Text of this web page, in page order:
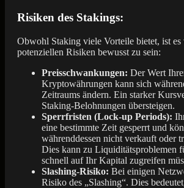
Risiken des Stakings:
Obwohl Staking viele Vorteile bietet, ist
potenziellen Risiken bewusst zu sein:
Preisschwankungen: Der Wert
Kryptowährungen kann sich
Zeitraums ändern. Ein starker
Staking-Belohnungen übersteigen.
Sperrfristen (Lock-up Periods):
eine bestimmte Zeit gesperrt und
währenddessen nicht verkauft oder
Dies kann zu Liquiditätsproblemen
schnell auf Ihr Kapital zugreifen
Slashing-Risiko: Bei einigen
Risiko des „Slashing“. Dies